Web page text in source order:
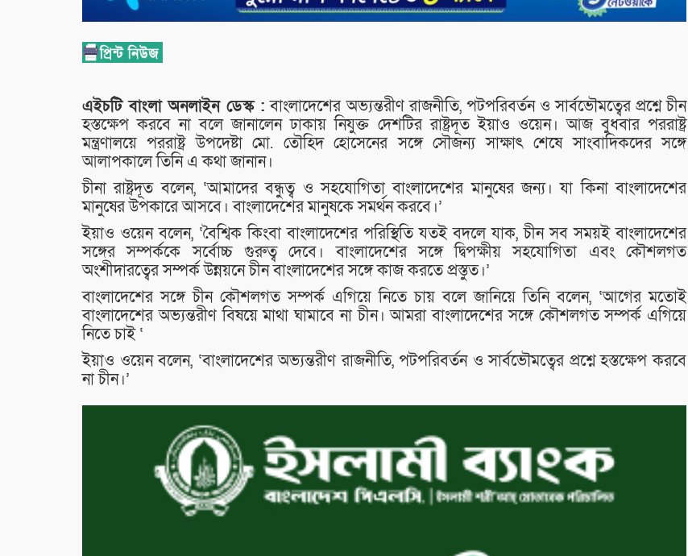
এইচটি বাংলা অনলাইন ডেস্ক : বাংলাদেশের অভ্যন্তরীণ রাজনীতি, পটপরিবর্তন ও সার্বভৌমত্বের প্রশ্নে চীন
হস্তক্ষেপ করবে না বলে জানালেন ঢাকায় নিযুক্ত দেশটির রাষ্ট্রদূত ইয়াও ওয়েন। আজ বুধবার পররাষ্ট্র
মন্ত্রণালয়ে পররাষ্ট্র উপদেষ্টা মো. তৌ‌হিদ হোসেনের সঙ্গে সৌজন্য সাক্ষাৎ শেষে সাংবাদিকদের সঙ্গে
আলাপকালে তিনি এ কথা জানান।
চীনা রাষ্ট্রদূত বলেন, ‘আমাদের বন্ধুত্ব ও সহযোগিতা বাংলাদেশের মানুষের জন্য। যা কিনা বাংলাদেশের
মানুষের উপকারে আসবে। বাংলাদেশের মানুষকে সমর্থন করবে।’
ইয়াও ওয়েন বলেন, ‘বৈশ্বিক কিংবা বাংলাদেশের পরিস্থিতি যতই বদলে যাক, চীন সব সময়ই বাংলাদেশের
সঙ্গের সম্পর্ককে সর্বোচ্চ গুরুত্ব দেবে। বাংলাদেশের সঙ্গে দ্বিপক্ষীয় সহযোগিতা এবং কৌশলগত
অংশীদারত্বের সম্পর্ক উন্নয়নে চীন বাংলাদেশের সঙ্গে কাজ করতে প্রস্তুত।’
বাংলাদেশের সঙ্গে চীন কৌশলগত সম্পর্ক এগিয়ে নিতে চায় বলে জানিয়ে তিনি বলেন, ‘আগের মতোই
বাংলাদেশের অভ্যন্তরীণ বিষয়ে মাথা ঘামাবে না চীন। আমরা বাংলাদেশের সঙ্গে কৌশলগত সম্পর্ক এগিয়ে
নিতে চাই ‘
ইয়াও ওয়েন বলেন, ‘বাংলাদেশের অভ্যন্তরীণ রাজনীতি, পটপরিবর্তন ও সার্বভৌমত্বের প্রশ্নে হস্তক্ষেপ করবে
না চীন।’